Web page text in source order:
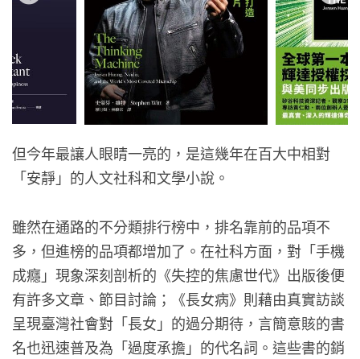
但今年最讓人眼睛一亮的，是這幾年在百大中相對
「安靜」的人文社科和文學小說。
雖然在通路的不分類排行榜中，排名靠前的品項不
多，但進榜的品項都增加了。在社科方面，對「手機
成癮」現象深刻剖析的《失控的焦慮世代》出版後便
有許多文章、節目討論；《長女病》則藉由真實訪談
呈現臺灣社會對「長女」的過分期待，言簡意賅的書
名也迅速普及為「過度承擔」的代名詞。這些書的銷